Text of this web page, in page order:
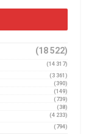
(18 522)
(14 317)
(3 361)
(390)
(149)
(739)
(38)
(4 233)
(794)